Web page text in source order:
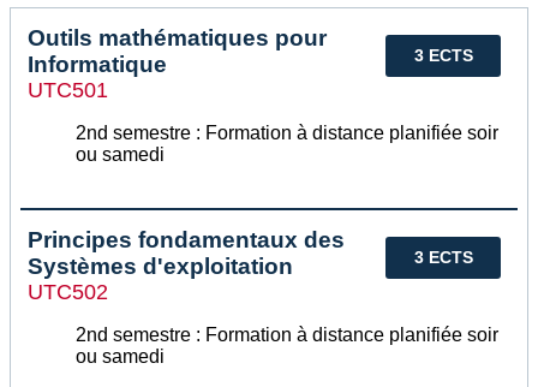
3 ECTS
Outils mathématiques pour
Informatique
UTC501
2nd semestre : Formation à distance planifiée soir
ou samedi
3 ECTS
Principes fondamentaux des
Systèmes d'exploitation
UTC502
2nd semestre : Formation à distance planifiée soir
ou samedi